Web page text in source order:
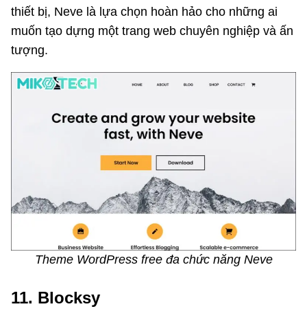
thiết bị, Neve là lựa chọn hoàn hảo cho những ai
muốn tạo dựng một trang web chuyên nghiệp và ấn
tượng.
Theme WordPress free đa chức năng Neve
11. Blocksy